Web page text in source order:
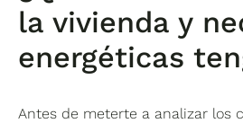
la vivienda y
energéticas
Antes de meterte a analizar los